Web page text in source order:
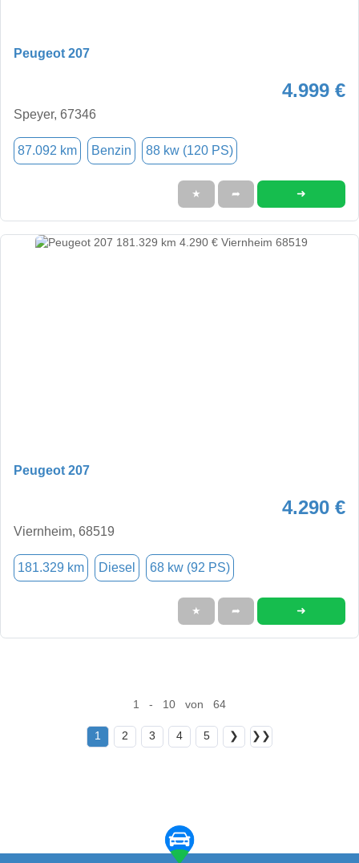
Peugeot 207
4.999 €
Speyer, 67346
87.092 km Benzin 88 kw (120 PS)
★ ➦ ➜
Peugeot 207
4.290 €
Viernheim, 68519
181.329 km Diesel 68 kw (92 PS)
★ ➦ ➜
1 - 10 von 64
1 2 3 4 5 ❯ ❯❯